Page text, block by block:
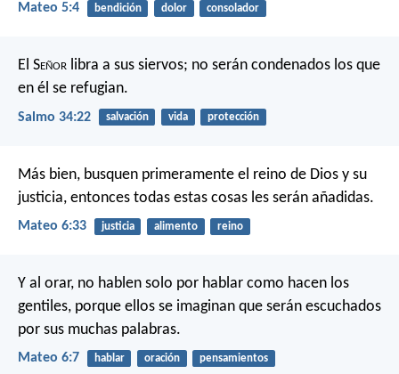
Mateo 5:4 bendición dolor consolador
El Señor libra a sus siervos; no serán condenados los que
en él se refugian.
Salmo 34:22 salvación vida protección
Más bien, busquen primeramente el reino de Dios y su
justicia, entonces todas estas cosas les serán añadidas.
Mateo 6:33 justicia alimento reino
Y al orar, no hablen solo por hablar como hacen los
gentiles, porque ellos se imaginan que serán escuchados
por sus muchas palabras.
Mateo 6:7 hablar oración pensamientos